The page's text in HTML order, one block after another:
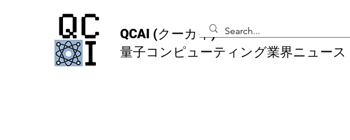
QCAI (クーカイ)
量子コンピューティング業界ニュース